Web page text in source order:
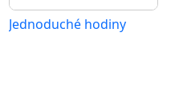
Jednoduché hodiny